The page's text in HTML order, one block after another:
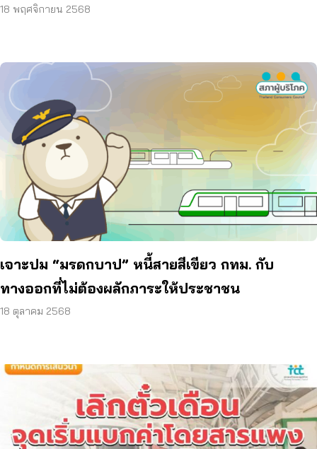
18 พฤศจิกายน 2568
เจาะปม “มรดกบาป” หนี้สายสีเขียว กทม. กับ
ทางออกที่ไม่ต้องผลักภาระให้ประชาชน
18 ตุลาคม 2568